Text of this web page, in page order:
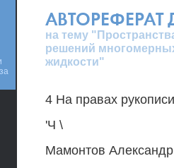
АВТОРЕФЕРАТ
на тему
решений
жидкости"
4 На правах рукописи
'Ч \
Мамонтов